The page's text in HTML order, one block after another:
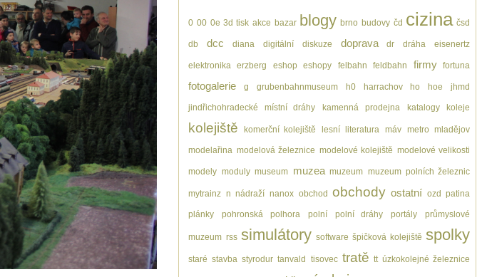
0 00 0e 3d tisk akce bazar blogy brno budovy čd cizina čsd
db dcc diana digitální diskuze doprava dr dráha eisenertz
elektronika erzberg eshop eshopy felbahn feldbahn firmy fortuna
fotogalerie g grubenbahnmuseum h0 harrachov ho hoe jhmd
jindřichohradecké místní dráhy kamenná prodejna katalogy koleje
kolejiště komerční kolejiště lesní literatura máv metro mladějov
modelařina modelová železnice modelové kolejiště modelové velikosti
modely moduly museum muzea muzeum muzeum polních železnic
mytrainz n nádraží nanox obchod obchody ostatní ozd patina
plánky pohronská polhora polní polní dráhy portály průmyslové
muzeum rss simulátory software špičková kolejiště spolky
staré stavba styrodur tanvald tisovec tratě tt úzkokolejné železnice